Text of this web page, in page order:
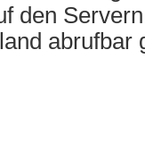
den
abrufbar